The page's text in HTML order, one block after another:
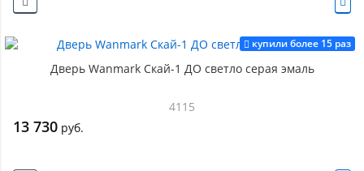
купили более 15 раз
Дверь Wanmark Скай-1 ДО светло серая эмаль
4115
13 730 руб.